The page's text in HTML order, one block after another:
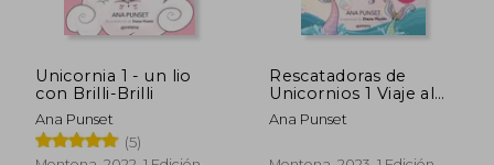
Unicornia 1 - un lio
con Brilli-Brilli
Ana Punset
(5)
Rescatadoras de
Unicornios 1 Viaje al
Pais de las Sirenas
Ana Punset